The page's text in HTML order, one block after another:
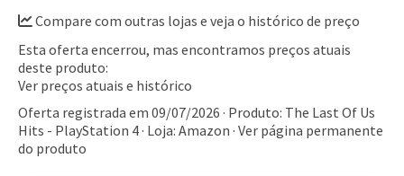
Ideal para fas de acao e narrativa cinematografica que
desejam conhecer ou revisitar esta obra-prima. Adquira sua
copia do jogo e viva esta historia inesquecivel.
Compare com outras lojas e veja o histórico de preço
Esta oferta encerrou, mas encontramos preços atuais
deste produto:
Ver preços atuais e histórico
Oferta registrada em 09/07/2026 · Produto: The Last Of Us
Hits - PlayStation 4 · Loja: Amazon · Ver página permanente
do produto